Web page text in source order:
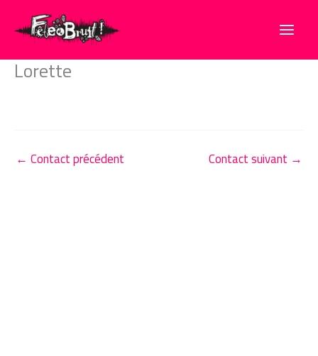
contenu
Lorette
← Contact précédent Contact suivant →